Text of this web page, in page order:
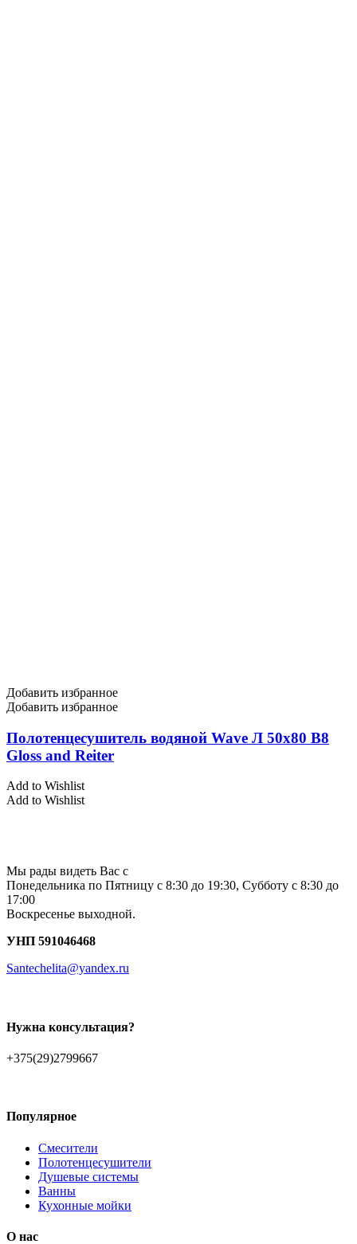
Добавить избранное
Добавить избранное
Полотенцесушитель водяной Wave Л 50х80 В8
Gloss and Reiter
Add to Wishlist
Add to Wishlist
Мы рады видеть Вас с
Понедельника по Пятницу с 8:30 до 19:30, Субботу с 8:30 до
17:00
Воскресенье выходной.
УНП 591046468
Santechelita@yandex.ru
Нужна консультация?
+375(29)2799667
Популярное
Смесители
Полотенцесушители
Душевые системы
Ванны
Кухонные мойки
О нас